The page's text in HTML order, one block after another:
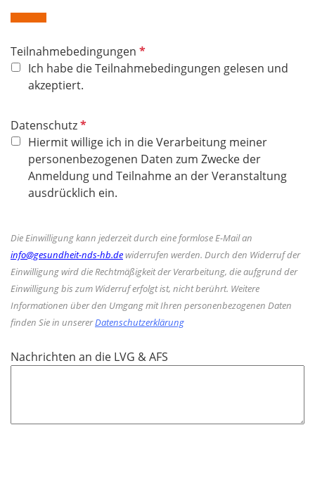
Teilnahmebedingungen P
f
h
Ich habe die Teilnahmebedingungen gelesen und
akzeptiert.
DatenschutzP
f
l
i
c
f
e
l
d
Hiermit willige ich in die Verarbeitung meiner
personenbezogenen Daten zum Zwecke der
Anmeldung und Teilnahme an der Veranstaltung
ausdrücklich ein.
Die Einwilligung kann jederzeit durch eine formlose E-Mail an
info@gesundheit-nds-hb.dewiderrufen werden. Durch den Widerruf der
Einwilligung wird die Rechtmäßigkeit der Verarbeitung, die aufgrund der
Einwilligung bis zum Widerruf erfolgt ist, nicht berührt. Weitere
Informationen über den Umgang mit Ihren personenbezogenen Daten
finden Sie in unsererDatenschutzerklärung
Nachrichten an die LVG & AFS